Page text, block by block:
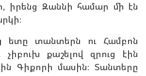
իրենց Զաննի համար մի էն
ետը տանտերն ու Համբոն
քաշելով զրուց էին
Գիքորի մասին։ Տանտերը